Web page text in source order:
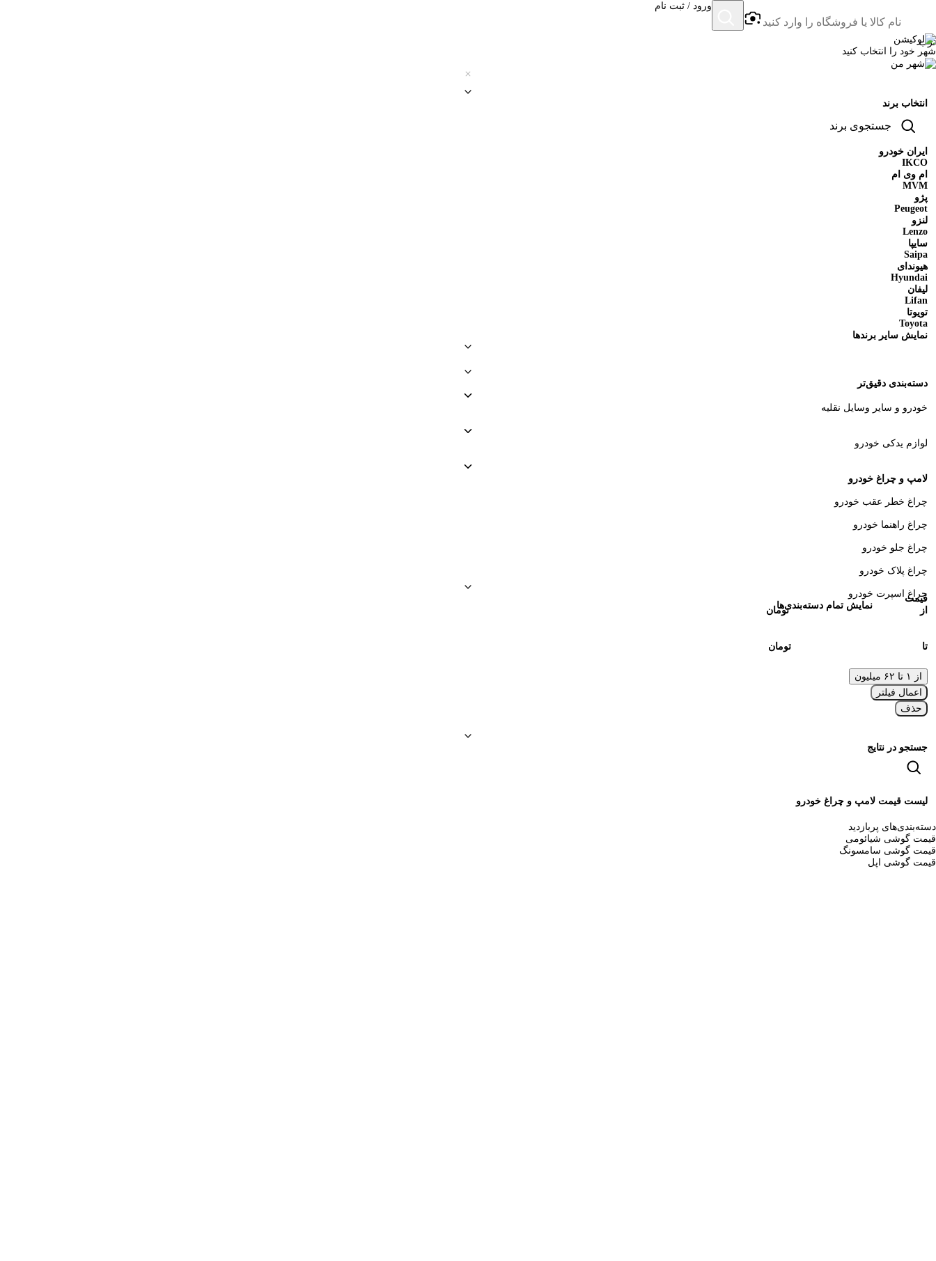
ترب
ورود / ثبت نام
شهر خود را انتخاب کنید
انتخاب برند
ایران خودرو
IKCO
ام وی ام
MVM
پژو
Peugeot
لنزو
Lenzo
سایپا
Saipa
هیوندای
Hyundai
لیفان
Lifan
تویوتا
Toyota
نمایش سایر برندها
دسته‌بندی دقیق‌تر
خودرو و سایر وسایل نقلیه
لوازم یدکی خودرو
لامپ و چراغ خودرو
چراغ خطر عقب خودرو
چراغ راهنما خودرو
چراغ جلو خودرو
چراغ پلاک خودرو
چراغ اسپرت خودرو
نمایش تمام دسته‌بندی‌ها
قیمت
از
تومان
تا تومان
از ۱ تا ۶۲ میلیون
اعمال فیلتر
حذف
جستجو در نتایج
لیست قیمت لامپ و چراغ خودرو
دسته‌بندی‌های پربازدید
قیمت گوشی شیائومی
قیمت گوشی سامسونگ
قیمت گوشی اپل